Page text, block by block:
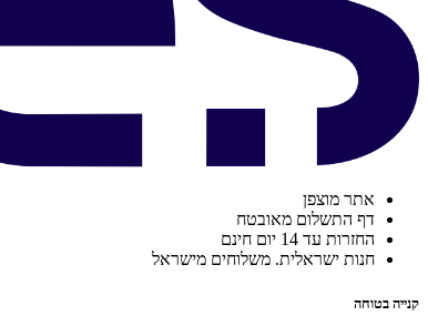
אתר מוצפן
דף התשלום מאובטח
החזרות עד 14 יום חינם
חנות ישראלית. משלוחים מישראל
קנייה בטוחה